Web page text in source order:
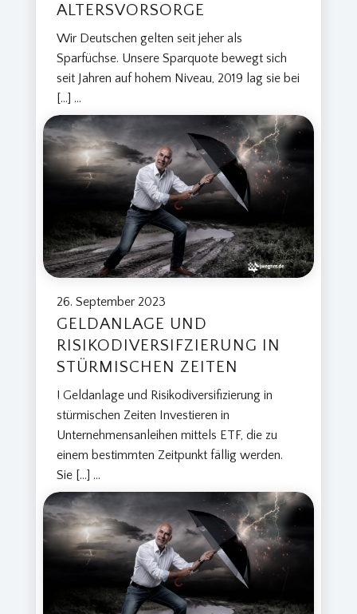
ALTERSVORSORGE
Wir Deutschen gelten seit jeher als
Sparfüchse. Unsere Sparquote bewegt sich
seit Jahren auf hohem Niveau, 2019 lag sie bei
[…] ...
26. September 2023
GELDANLAGE UND
RISIKODIVERSIFZIERUNG IN
STÜRMISCHEN ZEITEN
! Geldanlage und Risikodiversifizierung in
stürmischen Zeiten Investieren in
Unternehmensanleihen mittels ETF, die zu
einem bestimmten Zeitpunkt fällig werden.
Sie […] ...